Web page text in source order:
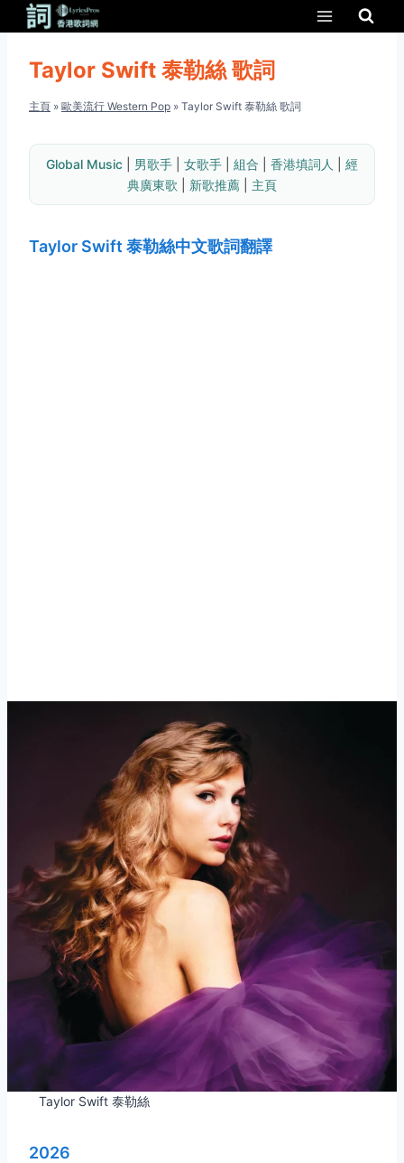
Taylor Swift 泰勒絲 歌詞
主頁 » 歐美流行 Western Pop » Taylor Swift 泰勒絲 歌詞
Global Music 男歌手 女歌手 組合 香港填詞人
經
典廣東歌
新歌推薦 主頁
Taylor Swift 泰勒絲中文歌詞翻譯
Taylor Swift 泰勒絲
2026